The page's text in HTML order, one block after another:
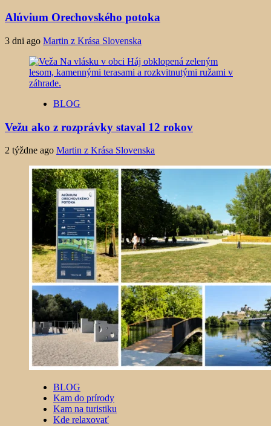
Alúvium Orechovského potoka
3 dni ago Martin z Krása Slovenska
BLOG
Vežu ako z rozprávky staval 12 rokov
2 týždne ago Martin z Krása Slovenska
BLOG
Kam do prírody
Kam na turistiku
Kde relaxovať